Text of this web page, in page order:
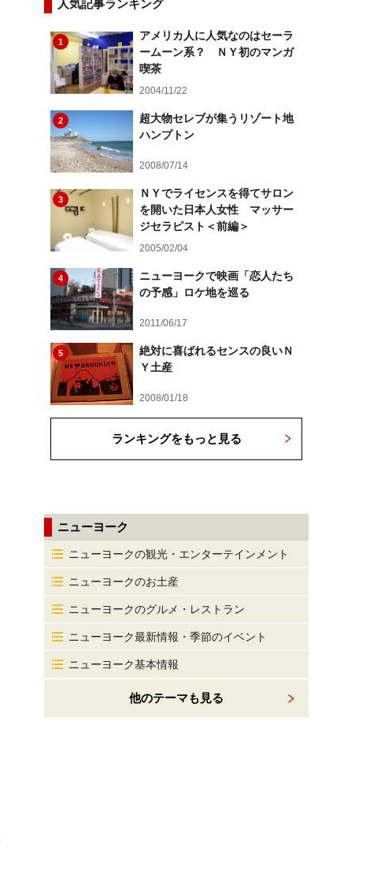
人気記事ランキング
1
アメリカ人に人気なのはセーラ
ームーン系？ ＮＹ初のマンガ
喫茶
2004/11/22
2
超大物セレブが集うリゾート地
ハンプトン
2008/07/14
3
ＮＹでライセンスを得てサロン
を開いた日本人女性 マッサー
ジセラピスト＜前編＞
2005/02/04
4
ニューヨークで映画「恋人たち
の予感」ロケ地を巡る
2011/06/17
5
絶対に喜ばれるセンスの良いＮ
Ｙ土産
2008/01/18
ランキングをもっと見る
ニューヨーク
ニューヨークの観光・エンターテインメント
ニューヨークのお土産
ニューヨークのグルメ・レストラン
ニューヨーク最新情報・季節のイベント
ニューヨーク基本情報
他のテーマも見る